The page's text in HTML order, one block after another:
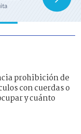
prohibición de
con cuerdas o
y cuánto